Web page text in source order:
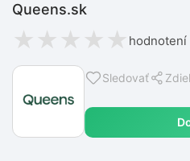
Sledovať
Queens.sk
★ ★ ★ ★ ★ hodnotení